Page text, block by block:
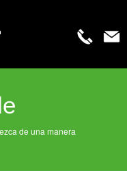
de una manera